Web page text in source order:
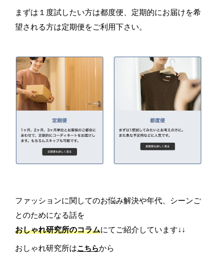
まずは１度試したい方は都度便、定期的にお届けを希
望される方は定期便をご利用下さい。
ファッションに関してのお悩み解決や年代、シーンご
とのためになる話を
おしゃれ研究所のコラムにてご紹介しています↓↓
おしゃれ研究所はこちらから